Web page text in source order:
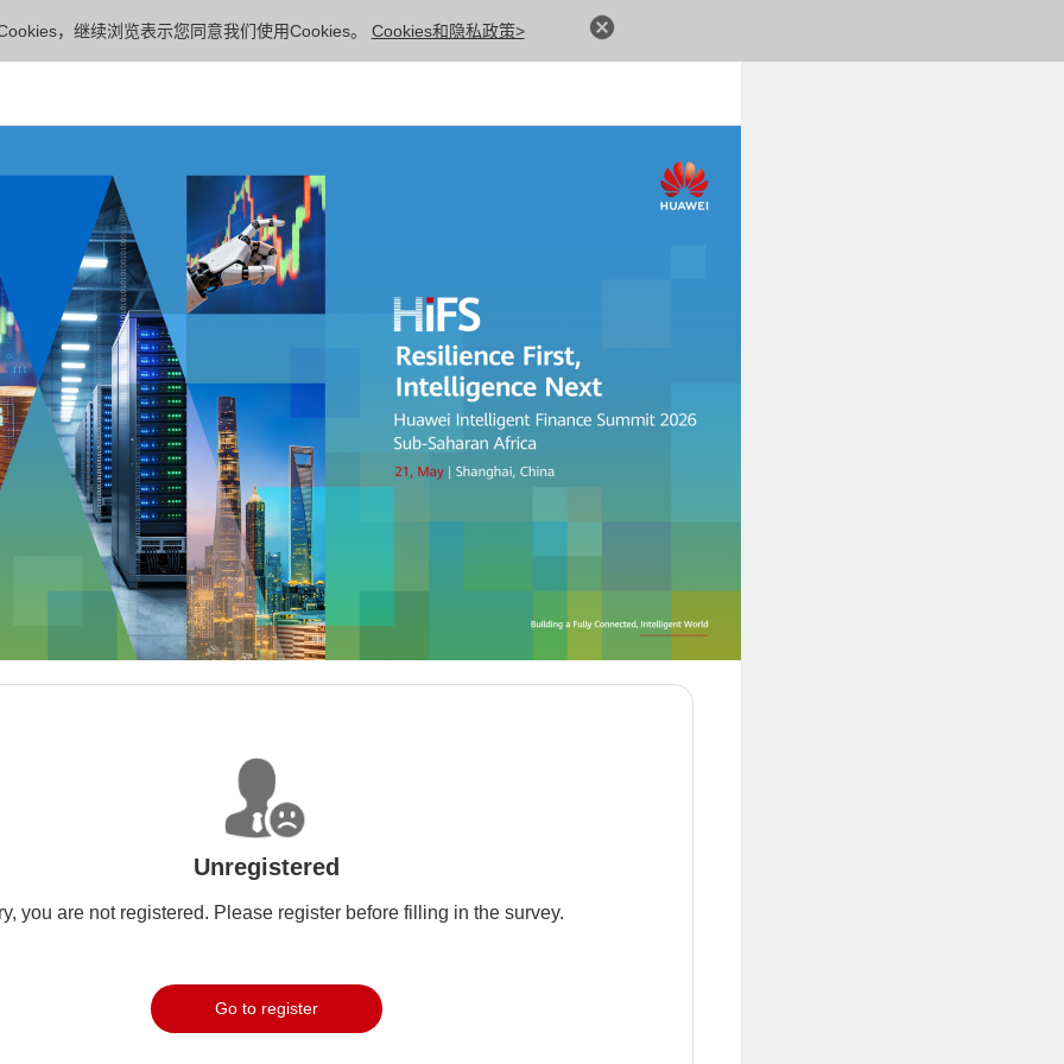
，继续浏览表示您同意我们使用Cookies。 Cookies和隐私政策>
Unregistered
you are not registered. Please register before filling in the survey.
Go to register